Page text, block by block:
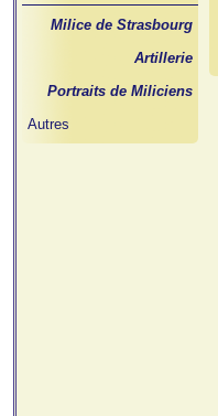
Milice de Strasbourg
Artillerie
Portraits de Miliciens
Autres